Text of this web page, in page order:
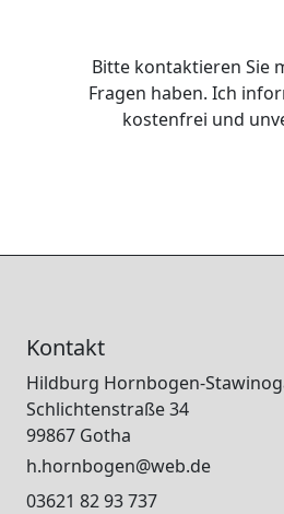
Bitte kontaktieren Sie
Fragen haben. Ich
kostenfrei und
Kontakt
Hildburg Hornbogen-
Schlichtenstraße 34
99867 Gotha
h.hornbogen@web.de
03621 82 93 737